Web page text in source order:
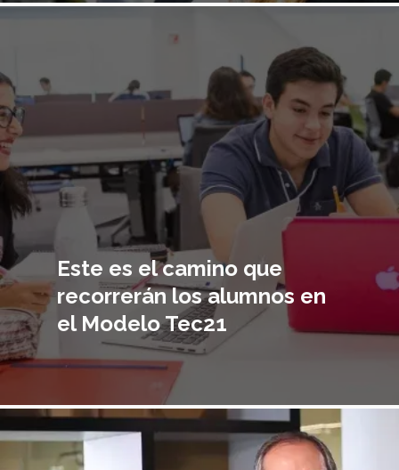
Este es el camino que
recorrerán los alumnos en
el Modelo Tec21